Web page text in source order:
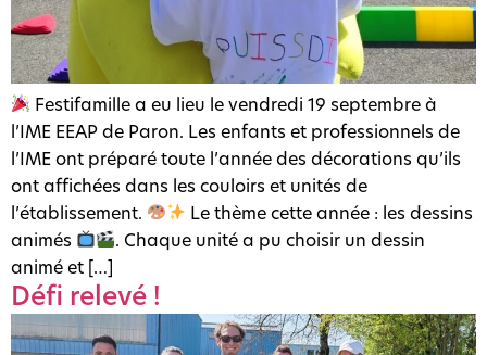
Festifamille a eu lieu le vendredi 19 septembre à
l’IME EEAP de Paron. Les enfants et professionnels de
l’IME ont préparé toute l’année des décorations qu’ils
ont affichées dans les couloirs et unités de
l’établissement.
Le thème cette année : les dessins
animés
. Chaque unité a pu choisir un dessin
animé et […]
Défi relevé !